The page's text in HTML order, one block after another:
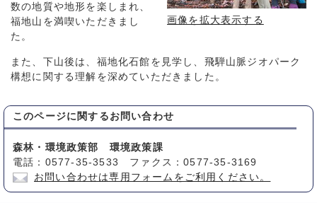
画像を拡大表示する
数の地質や地形を楽しまれ、
福地山を満喫いただきまし
た。
また、下山後は、福地化石館を見学し、飛騨山脈ジオパーク
構想に関する理解を深めていただきました。
このページに関する お問い合わせ
森林・環境政策部 環境政策課
電話：0577-35-3533 ファクス：0577-35-3169
お問い合わせは専用フォームをご利用ください。